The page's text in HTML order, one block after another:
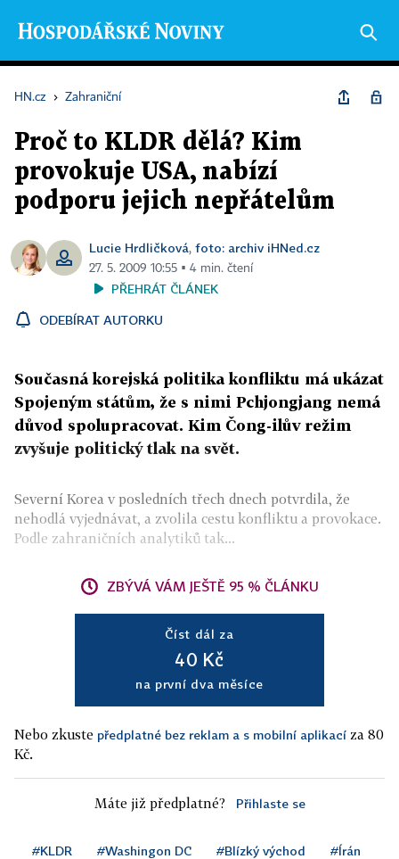
HN.cz › Zahraniční
Proč to KLDR dělá? Kim
provokuje USA, nabízí
podporu jejich nepřátelům
Lucie Hrdličková, foto: archiv iHNed.cz
27. 5. 2009 10:55 ▪ 4 min. čtení
PŘEHRÁT ČLÁNEK
ODEBÍRAT AUTORKU
Současná korejská politika konfliktu má ukázat
Spojeným státům, že s nimi Pchjongjang nemá
důvod spolupracovat. Kim Čong-ilův režim
zvyšuje politický tlak na svět.
Severní Korea v posledních třech dnech potvrdila, že
nehodlá vyjednávat, a zvolila cestu konfliktu a provokace.
Podle zahraničních analytiků tak...
ZBÝVÁ VÁM JEŠTĚ 95 % ČLÁNKU
Číst dál za
40 Kč
na první dva měsíce
Nebo zkuste předplatné bez reklam a s mobilní aplikací za 80
Kč.
Máte již předplatné? Přihlaste se
#KLDR #Washingon DC #Blízký východ #Írán